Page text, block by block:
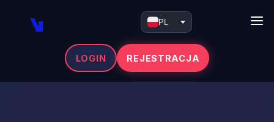
PL
LOGIN REJESTRACJA